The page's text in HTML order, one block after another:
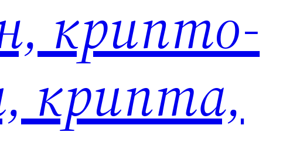
крипто-
крипта,